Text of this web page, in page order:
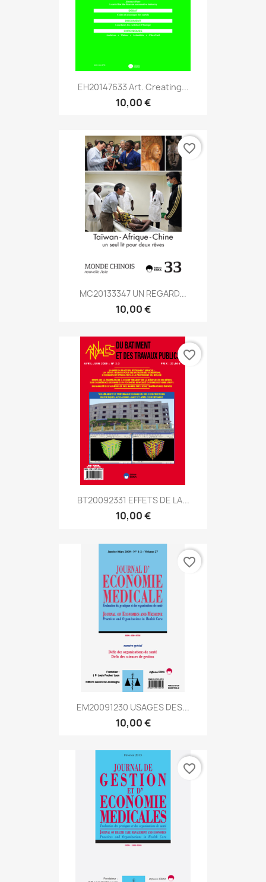
EH20147633 Art. Creating...
10,00 €
MC20133347 UN REGARD...
10,00 €
favorite_border
BT20092331 EFFETS DE LA...
10,00 €
favorite_border
EM20091230 USAGES DES...
10,00 €
favorite_border
favorite_border